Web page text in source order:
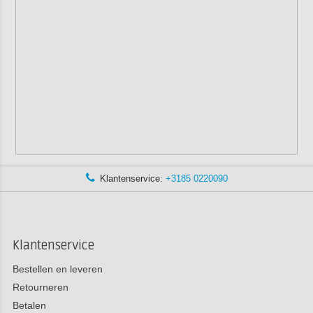
Klantenservice: +3185 0220090
Klantenservice
Bestellen en leveren
Retourneren
Betalen